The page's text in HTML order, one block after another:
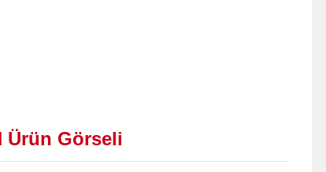
Ürün Görseli